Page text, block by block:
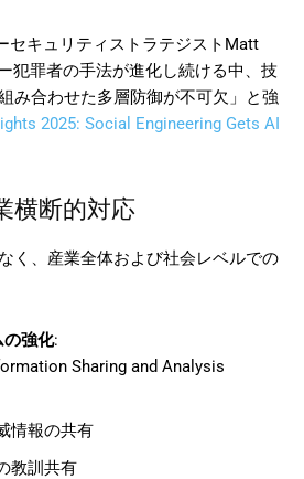
セキュリティストラテジストMatt
犯罪者の手法が進化し続ける中、技
み合わせた多層防御が不可欠」と強
2025: Social Engineering Gets AI
横断的対応
く、産業全体および社会レベルでの
の強化:
Sharing and Analysis
情報の共有
教訓共有